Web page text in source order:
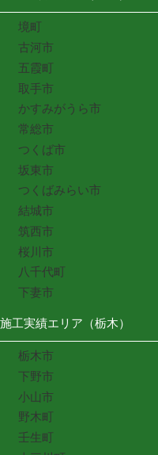
境町
古河市
五霞町
取手市
かすみがうら市
常総市
つくば市
坂東市
つくばみらい市
結城市
筑西市
桜川市
八千代町
下妻市
施工実績エリア（栃木）
栃木市
下野市
小山市
野木町
壬生町